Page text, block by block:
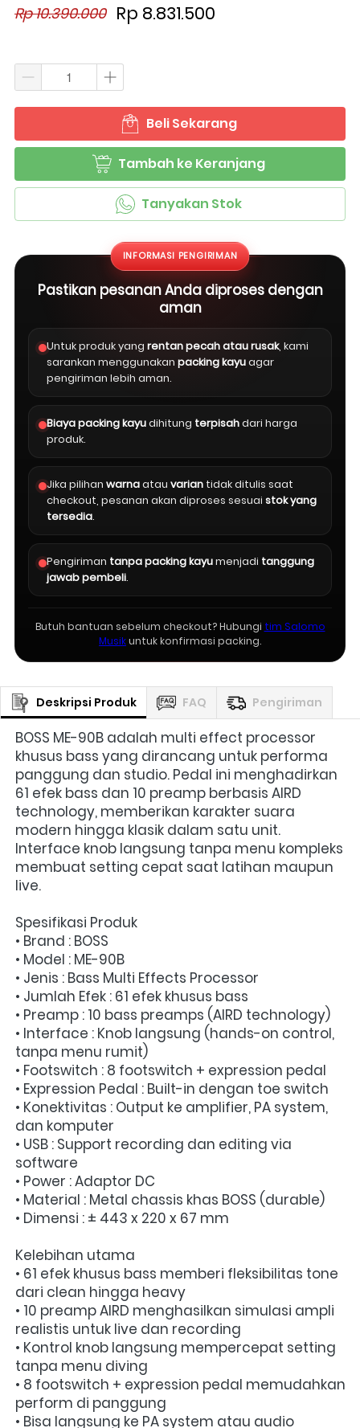
Rp 10.390.000 Rp 8.831.500
` Beli Sekarang
` Tambah ke Keranjang
` Tanyakan Stok
INFORMASI PENGIRIMAN
Pastikan pesanan Anda diproses dengan
aman
Untuk produk yang rentan pecah atau rusak, kami
sarankan menggunakan packing kayuagar
pengiriman lebih aman.
Biaya packing kayudihitung terpisahdari harga
produk.
Jika pilihan warnaatau varian tidak ditulis saat
checkout, pesanan akan diproses sesuai stok yang
tersedia.
Pengiriman tanpa packing kayumenjadi tanggung
jawab pembeli.
Butuh bantuan sebelum checkout? Hubungi tim Salomo
Musikuntuk konfirmasi packing.
Deskripsi Produk FAQ Pengiriman
BOSS ME-90B adalah multi effect processor
khusus bass yang dirancang untuk performa
panggung dan studio. Pedal ini menghadirkan
61 efek bass dan 10 preamp berbasis AIRD
technology, memberikan karakter suara
modern hingga klasik dalam satu unit.
Interface knob langsung tanpa menu kompleks
membuat setting cepat saat latihan maupun
live.
Spesifikasi Produk
• Brand : BOSS
• Model : ME-90B
• Jenis : Bass Multi Effects Processor
• Jumlah Efek : 61 efek khusus bass
• Preamp : 10 bass preamps (AIRD technology)
• Interface : Knob langsung (hands-on control,
tanpa menu rumit)
• Footswitch : 8 footswitch + expression pedal
• Expression Pedal : Built-in dengan toe switch
• Konektivitas : Output ke amplifier, PA system,
dan komputer
• USB : Support recording dan editing via
software
• Power : Adaptor DC
• Material : Metal chassis khas BOSS (durable)
• Dimensi : ± 443 x 220 x 67 mm
Kelebihan utama
• 61 efek khusus bass memberi fleksibilitas tone
dari clean hingga heavy
• 10 preamp AIRD menghasilkan simulasi ampli
realistis untuk live dan recording
• Kontrol knob langsung mempercepat setting
tanpa menu diving
• 8 footswitch + expression pedal memudahkan
perform di panggung
• Bisa langsung ke PA system atau audio